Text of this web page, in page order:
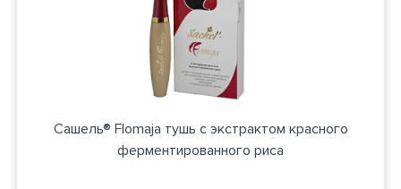
Сашель® Flomaja тушь с экстрактом красного
ферментированного риса